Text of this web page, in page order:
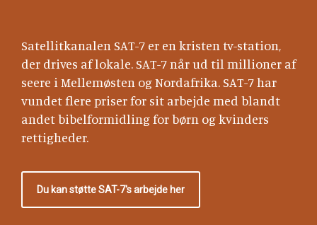
Satellitkanalen SAT-7 er en kristen tv-station,
der drives af lokale. SAT-7 når ud til millioner af
seere i Mellemøsten og Nordafrika. SAT-7 har
vundet flere priser for sit arbejde med blandt
andet bibelformidling for børn og kvinders
rettigheder.
Du kan støtte SAT-7's arbejde her